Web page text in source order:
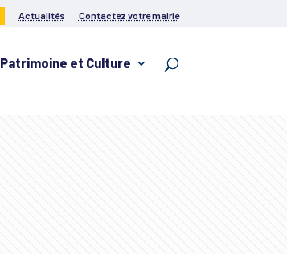
Actualités Contactez votre mairie
Patrimoine et Culture